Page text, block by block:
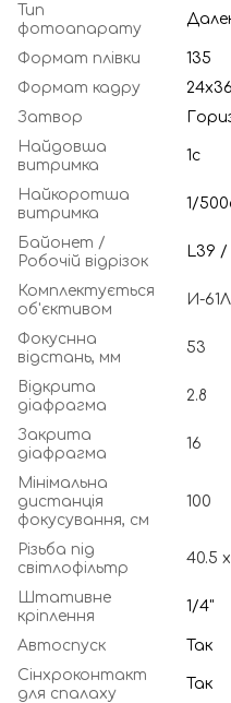
Тип
фотоапарату
Формат плівки
135
Формат кадру
Затвор
Найдовша
витримка
1с
Найкоротша
витримка
1/
Байонет /
Робочій відрізок
L39 /
Комплектується
об'єктивом
И-
Фокуснна
відстань, мм
53
Відкрита
діафрагма
2.8
Закрита
діафрагма
16
Мінімальна
дистанція
фокусування, см
100
Різьба під
світлофільтр
40.5
Штативне
кріплення
1/4"
Автоспуск
Так
Сінхроконтакт
для спалаху
Так